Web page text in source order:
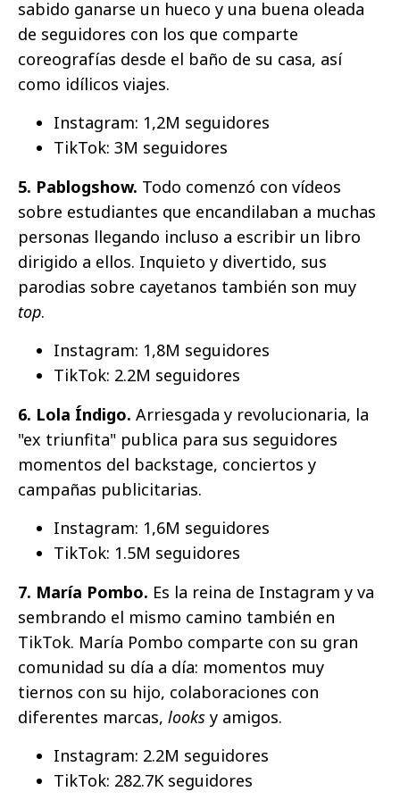
sabido ganarse un hueco y una buena oleada
de seguidores con los que comparte
coreografías desde el baño de su casa, así
como idílicos viajes.
Instagram: 1,2M seguidores
TikTok: 3M seguidores
5. Pablogshow. Todo comenzó con vídeos
sobre estudiantes que encandilaban a muchas
personas llegando incluso a escribir un libro
dirigido a ellos. Inquieto y divertido, sus
parodias sobre cayetanos también son muy
top.
Instagram: 1,8M seguidores
TikTok: 2.2M seguidores
6. Lola Índigo. Arriesgada y revolucionaria, la
"ex triunfita" publica para sus seguidores
momentos del backstage, conciertos y
campañas publicitarias.
Instagram: 1,6M seguidores
TikTok: 1.5M seguidores
7. María Pombo. Es la reina de Instagram y va
sembrando el mismo camino también en
TikTok. María Pombo comparte con su gran
comunidad su día a día: momentos muy
tiernos con su hijo, colaboraciones con
diferentes marcas, looks y amigos.
Instagram: 2.2M seguidores
TikTok: 282.7K seguidores